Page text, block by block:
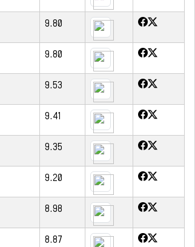
9.80
9.80
9.53
9.41
9.35
9.20
8.98
8.87